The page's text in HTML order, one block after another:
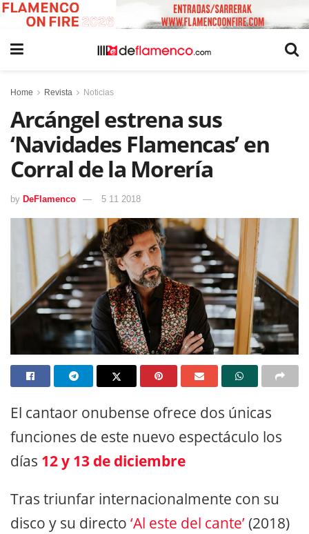
Home Revista Noticias
Arcángel estrena sus
‘Navidades Flamencas’ en
Corral de la Morería
by DeFlamenco 5 11 2018
El cantaor onubense ofrece dos únicas
funciones de este nuevo espectáculo los
días 12 y 13 de diciembre
Tras triunfar internacionalmente con su
disco y su directo ‘Al este del cante’(2018)